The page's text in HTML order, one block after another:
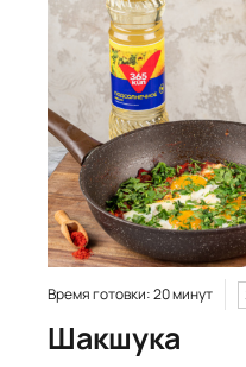
Время готовки: 20 минут
Шакшука